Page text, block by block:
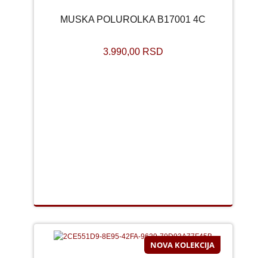
MUSKA POLUROLKA B17001 4C
3.990,00 RSD
NOVA KOLEKCIJA